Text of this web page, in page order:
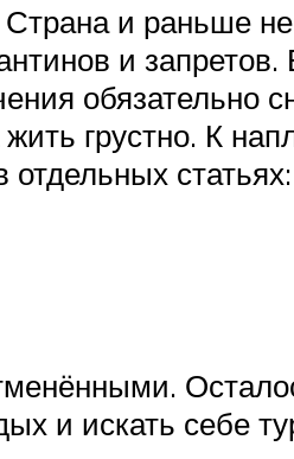
Страна и раньше
и запретов.
обязательно
грустно. К
статьях:
и искать себе